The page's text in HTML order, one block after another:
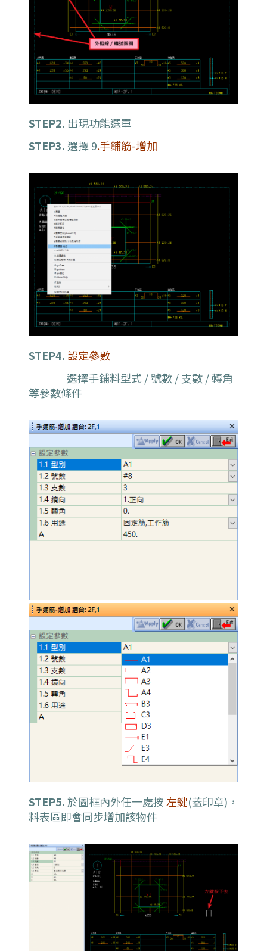
STEP2. 出現功能選單
STEP3. 選擇 9.手鋪筋-增加
STEP4. 設定參數
選擇手鋪料型式 / 號數 / 支數 / 轉角
等參數條件
STEP5.於圖框內外任一處按左鍵(蓋印章)，
料表區即會同步增加該物件